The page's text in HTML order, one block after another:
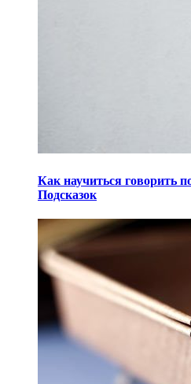
Как научиться говорить
Подсказок